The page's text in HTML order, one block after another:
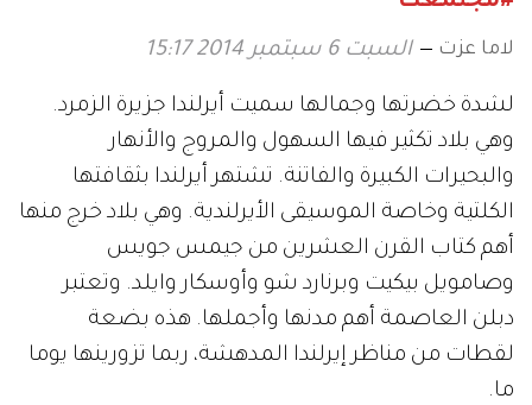
لاما عزت السبت 6 سبتمبر 2014 15:17
لشدة خضرتها وجمالها سميت أيرلندا جزيرة الزمرد.
وهي بلاد تكثير فيها السهول والمروج والأنهار
والبحيرات الكبيرة والفاتنة. تشتهر أيرلندا بثقافتها
الكلتية وخاصة الموسيقى الأيرلندية. وهي بلاد خرج منها
أهم كتاب القرن العشرين من جيمس جويس
وصامويل بيكيت وبرنارد شو وأوسكار وايلد. وتعتبر
دبلن العاصمة أهم مدنها وأجملها. هذه بضعة
لقطات من مناظر إيرلندا المدهشة، ربما تزورينها يوما
ما.